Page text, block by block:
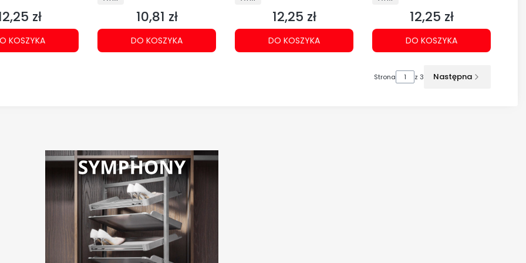
zł
KOSZYKA
Cena
10,81 zł
DO KOSZYKA
Cena
12,25 zł
DO KOSZYKA
Cena
12,25 zł
DO KOSZYKA
Strona z 3 Następna